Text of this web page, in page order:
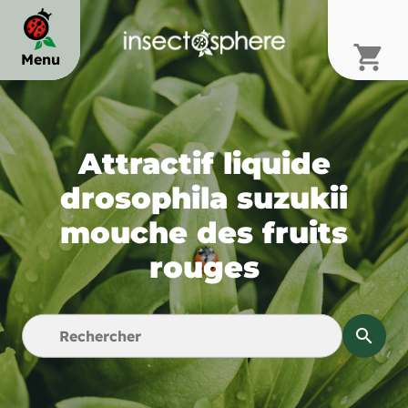
Menu
chevron_right
chevron_right
chevron_right
chevron_right
shopping_cart
Attractif liquide
drosophila suzukii
mouche des fruits
rouges
search